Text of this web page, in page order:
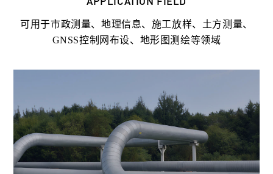
可用于市政测量、地理信息、施工放样、土方测量、
GNSS控制网布设、地形图测绘等领域